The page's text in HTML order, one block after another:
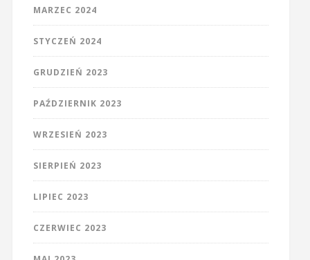
MARZEC 2024
STYCZEŃ 2024
GRUDZIEŃ 2023
PAŹDZIERNIK 2023
WRZESIEŃ 2023
SIERPIEŃ 2023
LIPIEC 2023
CZERWIEC 2023